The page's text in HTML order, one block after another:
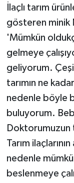
İlaçlı tarım
gösteren minik
'Mümkün
gelmeye
geliyorum.
tarımın ne
nedenle böyle
buluyorum.
Tarım
nedenle
beslenmeye